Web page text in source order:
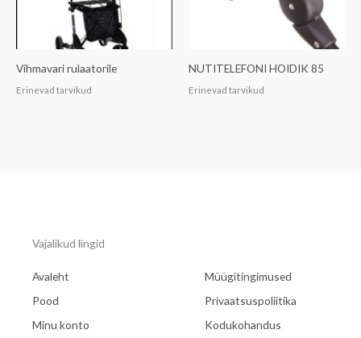
Vihmavari rulaatorile
Erinevad tarvikud
NUTITELEFONI HOIDIK 85
Erinevad tarvikud
Vajalikud lingid
Avaleht
Pood
Minu konto
Müügitingimused
Privaatsuspoliitika
Kodukohandus